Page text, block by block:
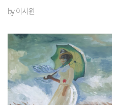
by 이시원